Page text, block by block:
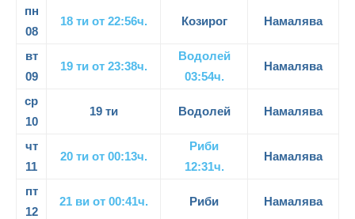
пн
08
18 ти от 22:56ч. Козирог Намалява
вт
09
19 ти от 23:38ч.
Водолей
03:54ч.
Намалява
ср
10
19 ти Водолей Намалява
чт
11
20 ти от 00:13ч.
Риби
12:31ч.
Намалява
пт
12
21 ви от 00:41ч. Риби Намалява